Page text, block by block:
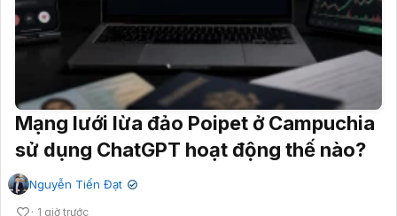
Mạng lưới lừa đảo Poipet ở Campuchia
sử dụng ChatGPT hoạt động thế nào?
Nguyễn Tiến Đạt ✔
1 giờ trước